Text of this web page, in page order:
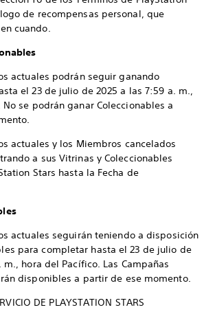
de recompensas personal, que
cuando.
podrán seguir ganando
el 23 de julio de 2025 a las 7:59 a. m.,
se podrán ganar Coleccionables a
y los Miembros cancelados
a sus Vitrinas y Coleccionables
Stars hasta la Fecha de
seguirán teniendo a disposición
para completar hasta el 23 de julio de
m., hora del Pacífico. Las Campañas
disponibles a partir de ese momento.
DE PLAYSTATION STARS